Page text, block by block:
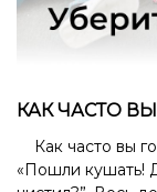
КАК ЧАСТО
Как часто вы
«Пошли кушать!